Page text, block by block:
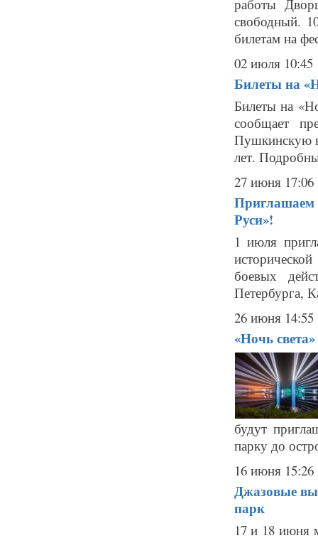
работы
свободный.
билетам на
02 июля 10:45
Билеты на
Билеты на
сообщает
Пушкинскую
лет.
27 июня 17:06
Приглашаем
Руси»!
1 июля
боевых
Петербурга,
26 июня 14:55
«Ночь
будут
парку до
16 июня 15:26
Джазовые
парк
17 и 18 июня